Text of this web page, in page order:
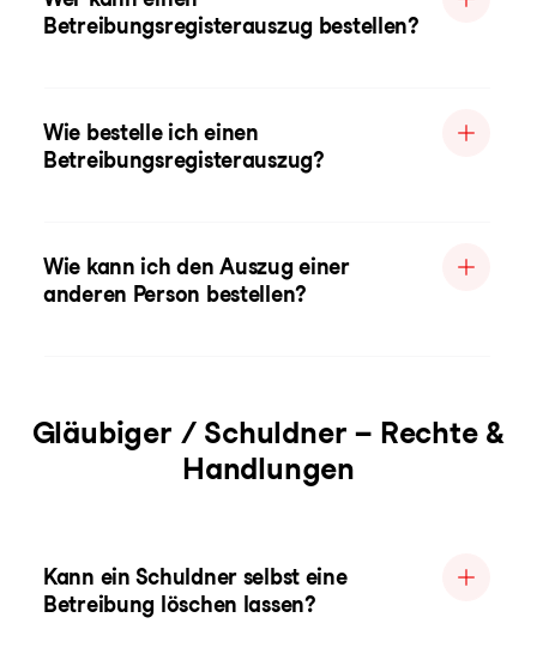
Betreibungsregisterauszug bestellen?
Wie bestelle ich einen
Betreibungsregisterauszug?
Wie kann ich den Auszug einer
anderen Person bestellen?
Gläubiger / Schuldner – Rechte &
Handlungen
Kann ein Schuldner selbst eine
Betreibung löschen lassen?